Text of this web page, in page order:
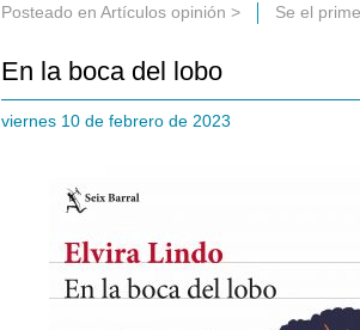
Posteado en Artículos opinión > Se el
En la boca del lobo
viernes 10 de febrero de 2023